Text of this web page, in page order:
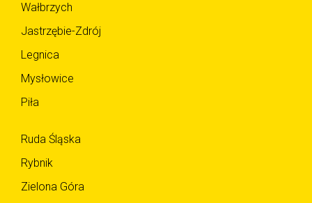
Wałbrzych
Jastrzębie-Zdrój
Legnica
Mysłowice
Piła
Ruda Śląska
Rybnik
Zielona Góra